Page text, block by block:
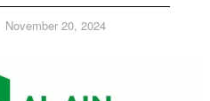
November 20, 2024